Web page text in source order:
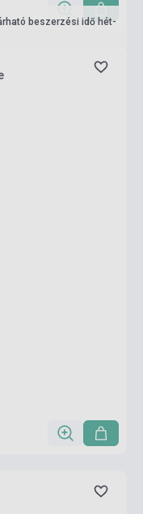
beszerzési idő hét-